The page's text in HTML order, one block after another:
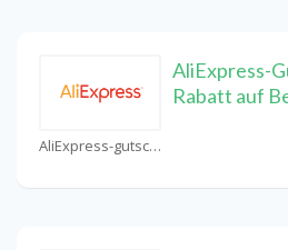
AliExpress-gutschein Coupons
AliExpress-
Rabatt auf